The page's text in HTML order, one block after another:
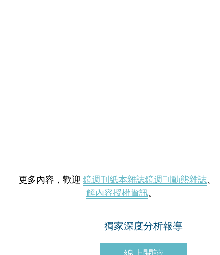
更多內容，歡迎 鏡週刊紙本雜誌鏡週刊動態雜誌、
解內容授權資訊。
獨家深度分析報導